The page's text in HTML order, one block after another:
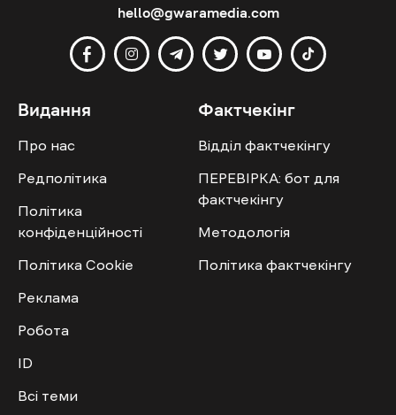
hello@gwaramedia.com
Видання
Про нас
Редполітика
Політика
конфіденційності
Політика Cookie
Реклама
Робота
ID
Всі теми
Фактчекінг
Відділ фактчекінгу
ПЕРЕВІРКА: бот для
фактчекінгу
Методологія
Політика фактчекінгу